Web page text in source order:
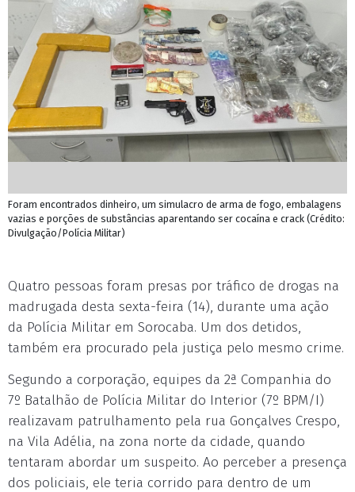
Foram encontrados dinheiro, um simulacro de arma de fogo, embalagens
vazias e porções de substâncias aparentando ser cocaína e crack (Crédito:
Divulgação/Polícia Militar)
Quatro pessoas foram presas por tráfico de drogas na
madrugada desta sexta-feira (14), durante uma ação
da Polícia Militar em Sorocaba. Um dos detidos,
também era procurado pela justiça pelo mesmo crime.
Segundo a corporação, equipes da 2ª Companhia do
7º Batalhão de Polícia Militar do Interior (7º BPM/I)
realizavam patrulhamento pela rua Gonçalves Crespo,
na Vila Adélia, na zona norte da cidade, quando
tentaram abordar um suspeito. Ao perceber a presença
dos policiais, ele teria corrido para dentro de um